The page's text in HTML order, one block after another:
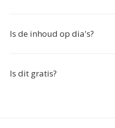
Is de inhoud op dia's?
Is dit gratis?